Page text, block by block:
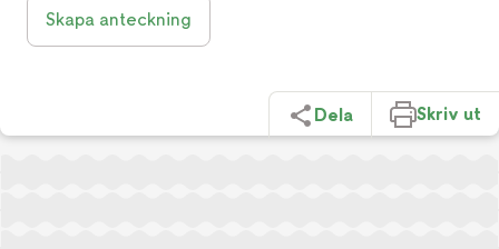
Skapa anteckning
Dela Skriv ut